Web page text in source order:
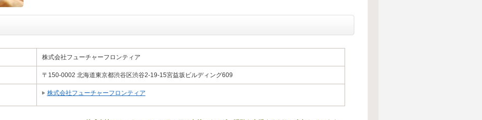
株式会社フューチャーフロンティア
〒150-0002 北海道東京都渋谷区渋谷2-19-15宮益坂ビルディング609
株式会社フューチャーフロンティア